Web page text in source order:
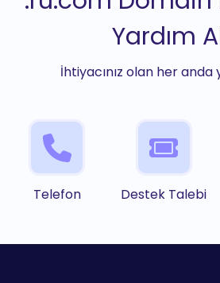
Yardım
İhtiyacınız olan her anda
Telefon Destek Talebi